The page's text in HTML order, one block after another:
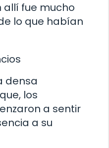
allí fue mucho
lo que habían
densa
los
a sentir
a su